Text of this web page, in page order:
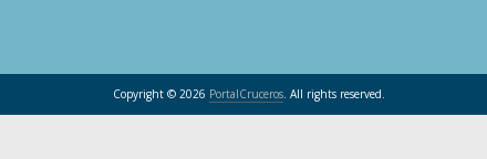
Copyright © 2026 PortalCruceros. All rights reserved.